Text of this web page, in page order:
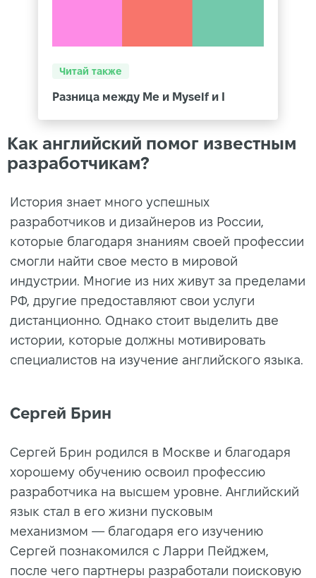
Читай также
Разница между Me и Myself и I
Как английский помог известным
разработчикам?
История знает много успешных
разработчиков и дизайнеров из России,
которые благодаря знаниям своей профессии
смогли найти свое место в мировой
индустрии. Многие из них живут за пределами
РФ, другие предоставляют свои услуги
дистанционно. Однако стоит выделить две
истории, которые должны мотивировать
специалистов на изучение английского языка.
Сергей Брин
Сергей Брин родился в Москве и благодаря
хорошему обучению освоил профессию
разработчика на высшем уровне. Английский
язык стал в его жизни пусковым
механизмом — благодаря его изучению
Сергей познакомился с Ларри Пейджем,
после чего партнеры разработали поисковую